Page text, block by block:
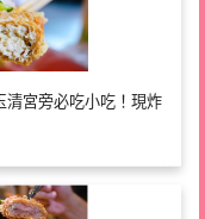
清宮旁必吃小吃！現炸